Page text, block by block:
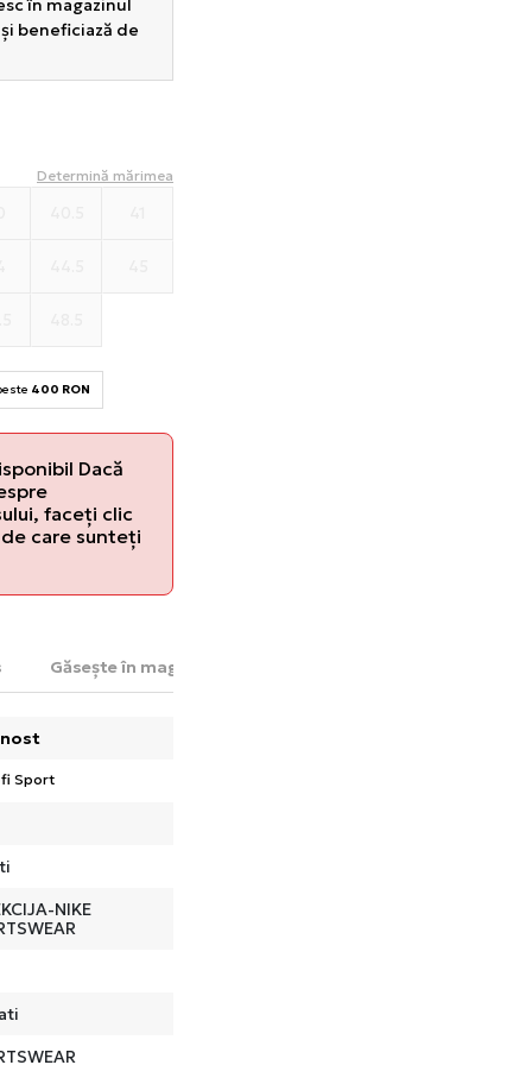
în magazinul
beneficiază de
Determină mărimea
400 RON
Dacă
faceți clic
care sunteți
Găsește în magazin
Sport
NIKE